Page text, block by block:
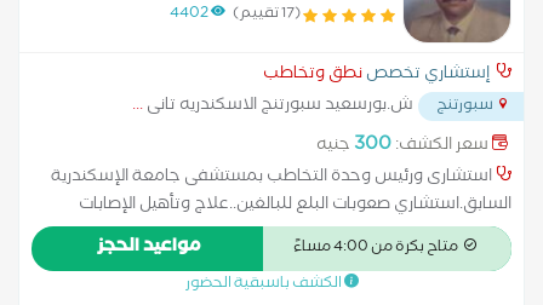
(17 تقييم) 4402
إستشاري تخصصنطق وتخاطب
سبورتنج ش.بورسعيد سبورتنج الاسكندريه تانى...
سعر الكشف:300 جنيه
استشارى ورئيس وحدة التخاطب بمستشفى جامعة الإسكندرية
السابق.استشاري صعوبات البلع للبالغين..علاج وتأهيل الإصابات
الدماغية وما بعد الجلطات الدماغية.علاج عيوب الصوت
المختلفة.خبرة أكثر من 30 عام.. ماجستير التخاطب 1989 زمالة
الجمعية المصرية للتخاطب والكلام.
متاح بكرة من 4:00 مساءً مواعيد الحجز
الكشف باسبقية الحضور